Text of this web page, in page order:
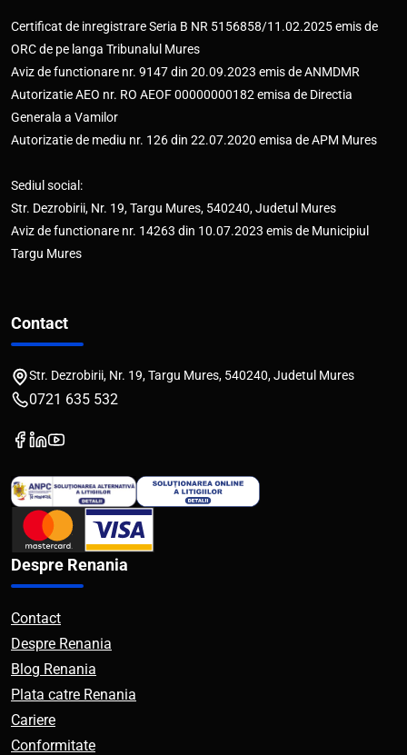
Certificat de inregistrare Seria B NR 5156858/11.02.2025 emis de
ORC de pe langa Tribunalul Mures
Aviz de functionare nr. 9147 din 20.09.2023 emis de ANMDMR
Autorizatie AEO nr. RO AEOF 00000000182 emisa de Directia
Generala a Vamilor
Autorizatie de mediu nr. 126 din 22.07.2020 emisa de APM Mures
Sediul social:
Str. Dezrobirii, Nr. 19, Targu Mures, 540240, Judetul Mures
Aviz de functionare nr. 14263 din 10.07.2023 emis de Municipiul
Targu Mures
Contact
Str. Dezrobirii, Nr. 19, Targu Mures, 540240, Judetul Mures
0721 635 532
Despre Renania
Contact
Despre Renania
Blog Renania
Plata catre Renania
Cariere
Conformitate